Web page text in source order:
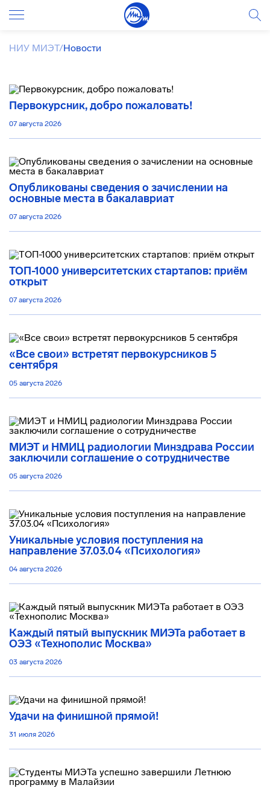
НИУ МИЭТ/Новости
Первокурсник, добро пожаловать!
07 августа 2026
Опубликованы сведения о зачислении на
основные места в бакалавриат
07 августа 2026
ТОП-1000 университетских стартапов: приём
открыт
07 августа 2026
«Все свои» встретят первокурсников 5
сентября
05 августа 2026
МИЭТ и НМИЦ радиологии Минздрава России
заключили соглашение о сотрудничестве
05 августа 2026
Уникальные условия поступления на
направление 37.03.04 «Психология»
04 августа 2026
Каждый пятый выпускник МИЭТа работает в
ОЭЗ «Технополис Москва»
03 августа 2026
Удачи на финишной прямой!
31 июля 2026